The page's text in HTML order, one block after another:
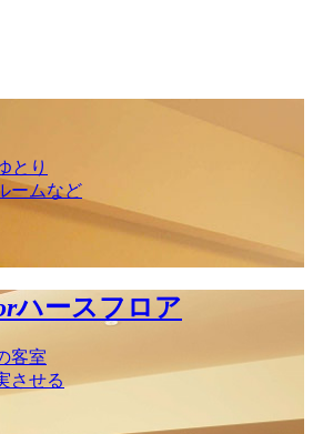
とり
ームなど
ハースフロア
客室
させる